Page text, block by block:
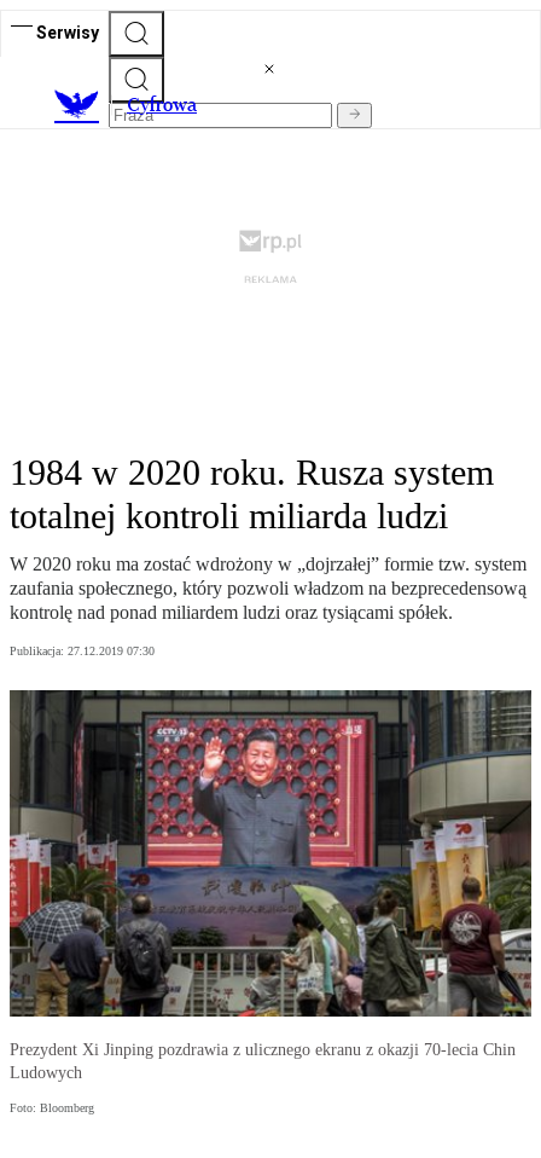
Serwisy
Cyfrowa
1984 w 2020 roku. Rusza system
totalnej kontroli miliarda ludzi
W 2020 roku ma zostać wdrożony w „dojrzałej” formie tzw. system
zaufania społecznego, który pozwoli władzom na bezprecedensową
kontrolę nad ponad miliardem ludzi oraz tysiącami spółek.
Publikacja: 27.12.2019 07:30
Prezydent Xi Jinping pozdrawia z ulicznego ekranu z okazji 70-lecia Chin
Ludowych
Foto: Bloomberg